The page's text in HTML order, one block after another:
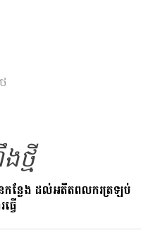
មី
កន្លែង ដល់អតីតពលករត្រឡប់
វើ